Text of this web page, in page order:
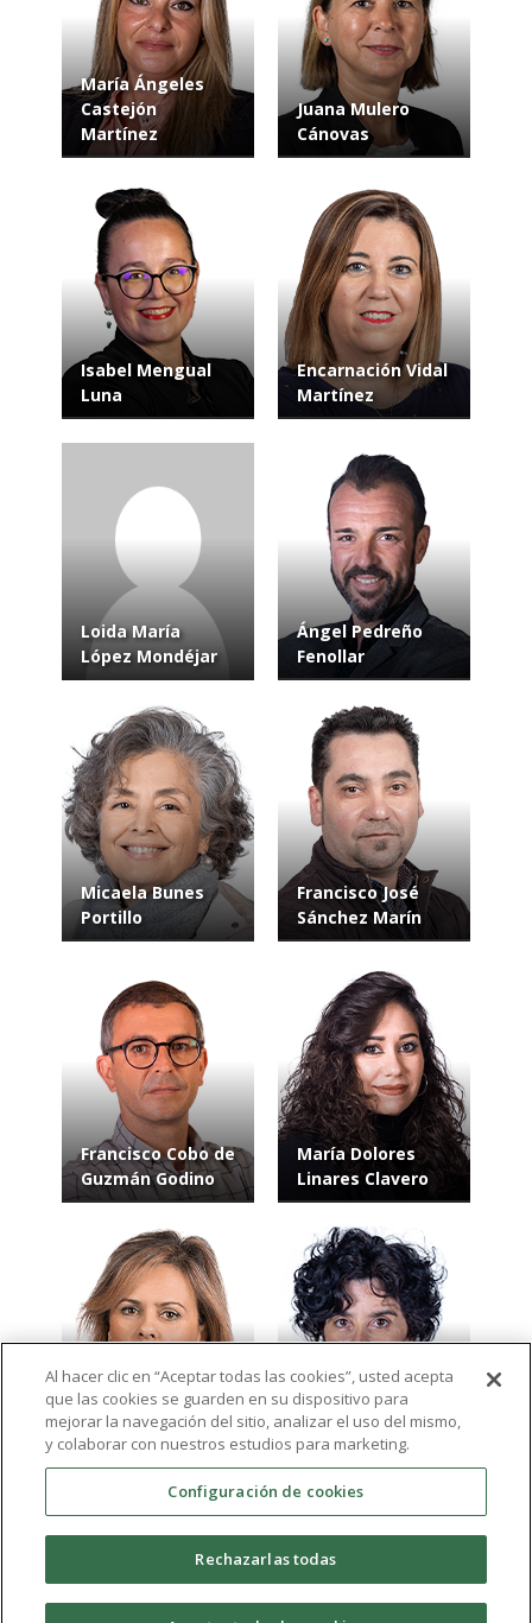
María Ángeles
Castejón
Martínez
Juana Mulero
Cánovas
Isabel Mengual
Luna
Encarnación Vidal
Martínez
Loida María
López Mondéjar
Ángel Pedreño
Fenollar
Micaela Bunes
Portillo
Francisco José
Sánchez Marín
Francisco Cobo de
Guzmán Godino
María Dolores
Linares Clavero
Ana Josefa
Carmona Legaz
María Belén Blesa
Aledo
expand_more
Al hacer clic en “Aceptar todas las cookies”, usted acepta
que las cookies se guarden en su dispositivo para
mejorar la navegación del sitio, analizar el uso del mismo,
y colaborar con nuestros estudios para marketing.
Configuración de cookies
Rechazarlas todas